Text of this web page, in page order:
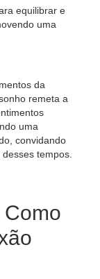
equilibrar e
uma
da
remeta a
uma
convidando
tempos.